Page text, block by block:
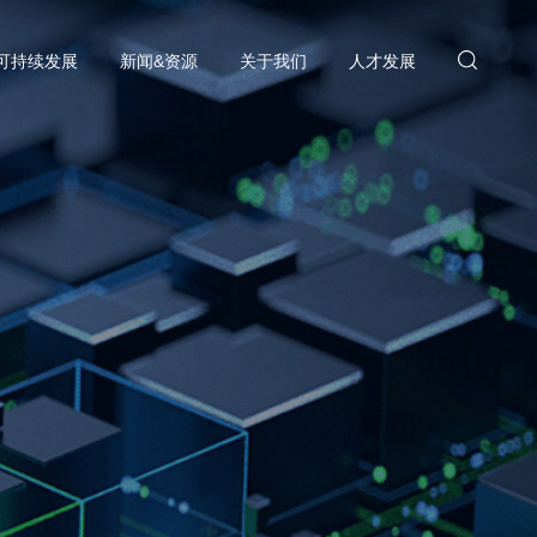
持续发展 新闻&资源 关于我们 人才发展